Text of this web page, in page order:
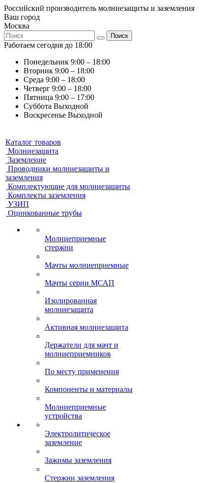
Российский производитель молниезащиты и заземления
Ваш город
Москва
Поиск
Работаем сегодня до 18:00
Понедельник 9:00 – 18:00
Вторник 9:00 – 18:00
Среда 9:00 – 18:00
Четверг 9:00 – 18:00
Пятница 9:00 – 17:00
Суббота Выходной
Воскресенье Выходной
Каталог товаров
Молниезащита
Заземление
Проводники молниезащиты и
заземления
Комплектующие для молниезащиты
Комплекты заземления
УЗИП
Оцинкованные трубы
Молниеприемные
стержни
Мачты молниеприемные
Мачты серии МСАП
Изолированная
молниезащита
Активная молниезащита
Держатели для мачт и
молниеприемников
По месту применения
Компоненты и материалы
Молниеприемные
устройства
Электролитическое
заземление
Зажимы заземления
Стержни заземления